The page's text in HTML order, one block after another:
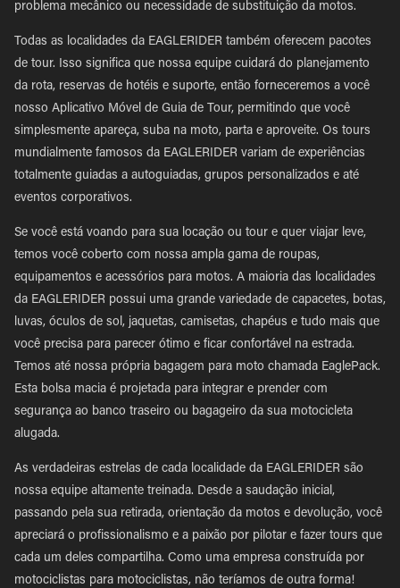
problema mecânico ou necessidade de substituição da motos.
Todas as localidades da EAGLERIDER também oferecem pacotes
de tour. Isso significa que nossa equipe cuidará do planejamento
da rota, reservas de hotéis e suporte, então forneceremos a você
nosso Aplicativo Móvel de Guia de Tour, permitindo que você
simplesmente apareça, suba na moto, parta e aproveite. Os tours
mundialmente famosos da EAGLERIDER variam de experiências
totalmente guiadas a autoguiadas, grupos personalizados e até
eventos corporativos.
Se você está voando para sua locação ou tour e quer viajar leve,
temos você coberto com nossa ampla gama de roupas,
equipamentos e acessórios para motos. A maioria das localidades
da EAGLERIDER possui uma grande variedade de capacetes, botas,
luvas, óculos de sol, jaquetas, camisetas, chapéus e tudo mais que
você precisa para parecer ótimo e ficar confortável na estrada.
Temos até nossa própria bagagem para moto chamada EaglePack.
Esta bolsa macia é projetada para integrar e prender com
segurança ao banco traseiro ou bagageiro da sua motocicleta
alugada.
As verdadeiras estrelas de cada localidade da EAGLERIDER são
nossa equipe altamente treinada. Desde a saudação inicial,
passando pela sua retirada, orientação da motos e devolução, você
apreciará o profissionalismo e a paixão por pilotar e fazer tours que
cada um deles compartilha. Como uma empresa construída por
motociclistas para motociclistas, não teríamos de outra forma!